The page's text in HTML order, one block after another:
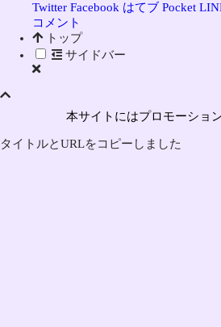
Twitter Facebook はてブ Pocket
コメント
トップ
サイドバー
本サイトにはプロモーショ
タイトルとURLをコピーしました